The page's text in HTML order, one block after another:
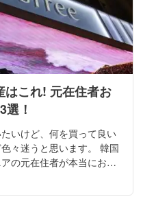
はこれ! 元在住者お
！
いけど、何を買って良い
々迷うと思います。 韓国
の元在住者が本当におす
国コスメを一挙にご紹介